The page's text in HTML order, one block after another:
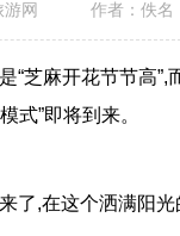
网 作者：佚名
“芝麻开花节节高
式”即将到来。
了,在这个洒满阳